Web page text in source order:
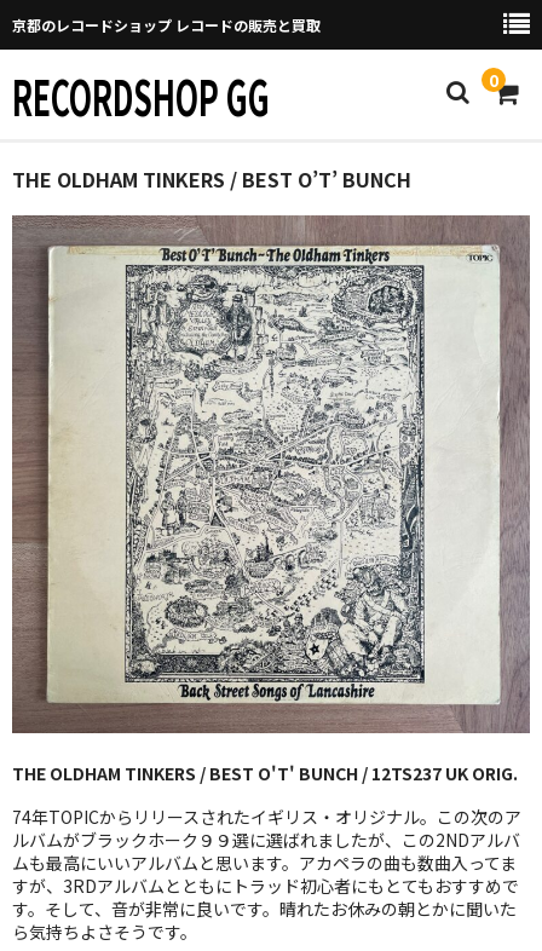
京都のレコードショップ レコードの販売と買取
RECORDSHOP GG 0
Home
マイページ
買取について
取り置きなどについて
Categories
New Arrivals
新譜
GG RECORD （当店のレーベル）
JAZZ-US
BLUE NOTE
JAZZ-EU
JAZZ-JP
JAZZ-VOCAL
J-POP
THE OLDHAM TINKERS / BEST O’T’ BUNCH
THE OLDHAM TINKERS / BEST O'T' BUNCH / 12TS237 UK ORIG.
74年TOPICからリリースされたイギリス・オリジナル。この次のア
ルバムがブラックホーク９９選に選ばれましたが、この2NDアルバ
ムも最高にいいアルバムと思います。アカペラの曲も数曲入ってま
すが、3RDアルバムとともにトラッド初心者にもとてもおすすめで
す。そして、音が非常に良いです。晴れたお休みの朝とかに聞いた
ら気持ちよさそうです。